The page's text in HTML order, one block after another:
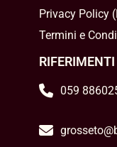
Privacy Policy(
Termini e
RIFERIMENTI
059